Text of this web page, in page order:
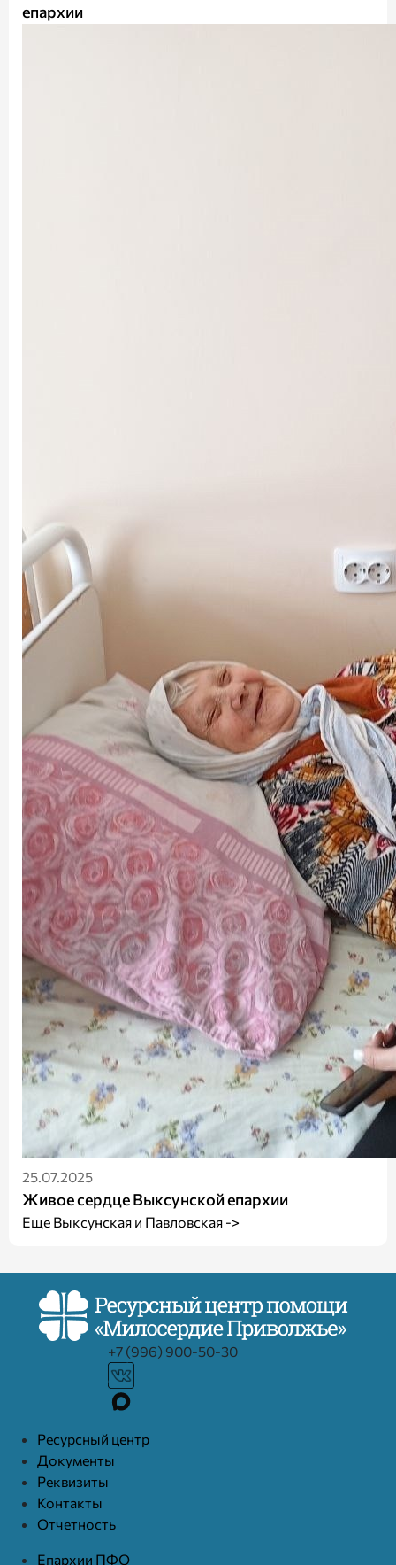
епархии
25.07.2025
Живое сердце Выксунской епархии
Еще Выксунская и Павловская ->
+7 (996) 900-50-30
Ресурcный центр
Документы
Реквизиты
Контакты
Отчетность
Епархии ПФО